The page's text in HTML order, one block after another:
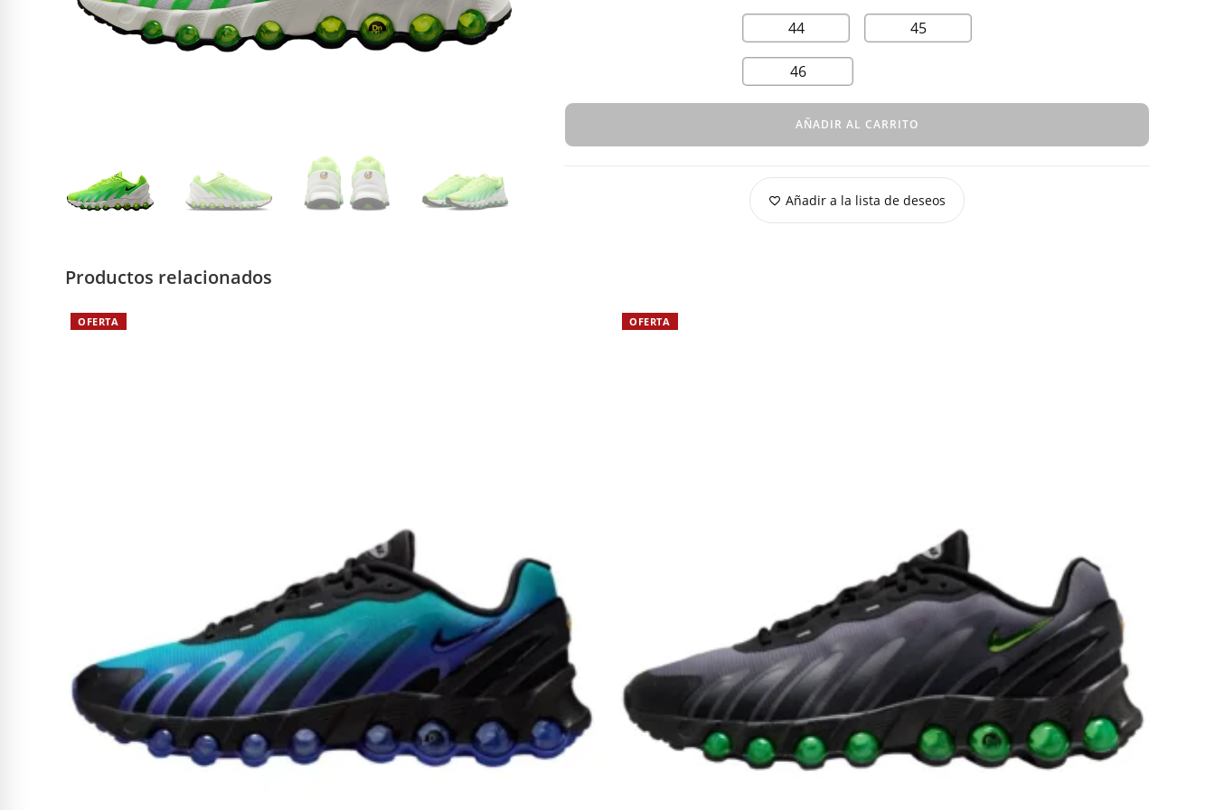
44 45
46
AÑADIR AL CARRITO
Añadir a la lista de deseos
Productos relacionados
OFERTA OFERTA